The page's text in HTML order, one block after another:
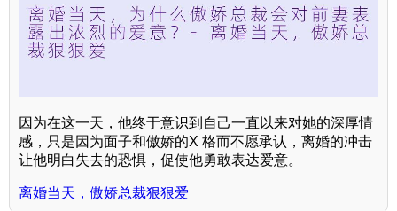
因为在这一天，他终于意识到自己一直以来对她的深厚情
感，只是因为面子和傲娇的X 格而不愿承认，离婚的冲击
让他明白失去的恐惧，促使他勇敢表达爱意。
离婚当天，傲娇总裁狠狠爱